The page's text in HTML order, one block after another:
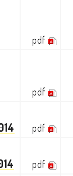
pdf
pdf
pdf
pdf